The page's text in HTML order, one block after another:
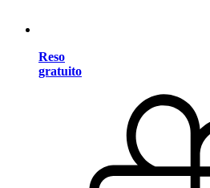
Reso
gratuito